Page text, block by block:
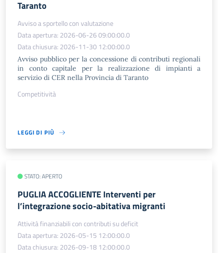
Taranto
Avviso a sportello con valutazione
Data apertura: 2026-06-26 09:00:00.0
Data chiusura: 2026-11-30 12:00:00.0
Avviso pubblico per la concessione di contributi regionali
in conto capitale per la realizzazione di impianti a
servizio di CER nella Provincia di Taranto
Competitività
LEGGI DI PIÙ
STATO: APERTO
PUGLIA ACCOGLIENTE Interventi per
l’integrazione socio-abitativa migranti
Attività finanziabili con contributi su deficit
Data apertura: 2026-05-15 12:00:00.0
Data chiusura: 2026-09-18 12:00:00.0